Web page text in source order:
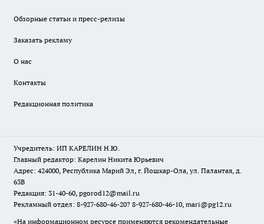
Обзорные статьи и пресс-релизы
Заказать рекламу
О нас
Контакты
Редакционная политика
Учредитель: ИП КАРЕЛИН Н.Ю.
Главный редактор: Карелин Никита Юрьевич
Адрес: 424000, Республика Марий Эл, г. Йошкар-Ола, ул. Палантая, д.
63В
Редакция: 31-40-60, pgorod12@mail.ru
Рекламный отдел: 8-927-680-46-20? 8-927-680-46-10, mari@pg12.ru
«На информационном ресурсе применяются рекомендательные